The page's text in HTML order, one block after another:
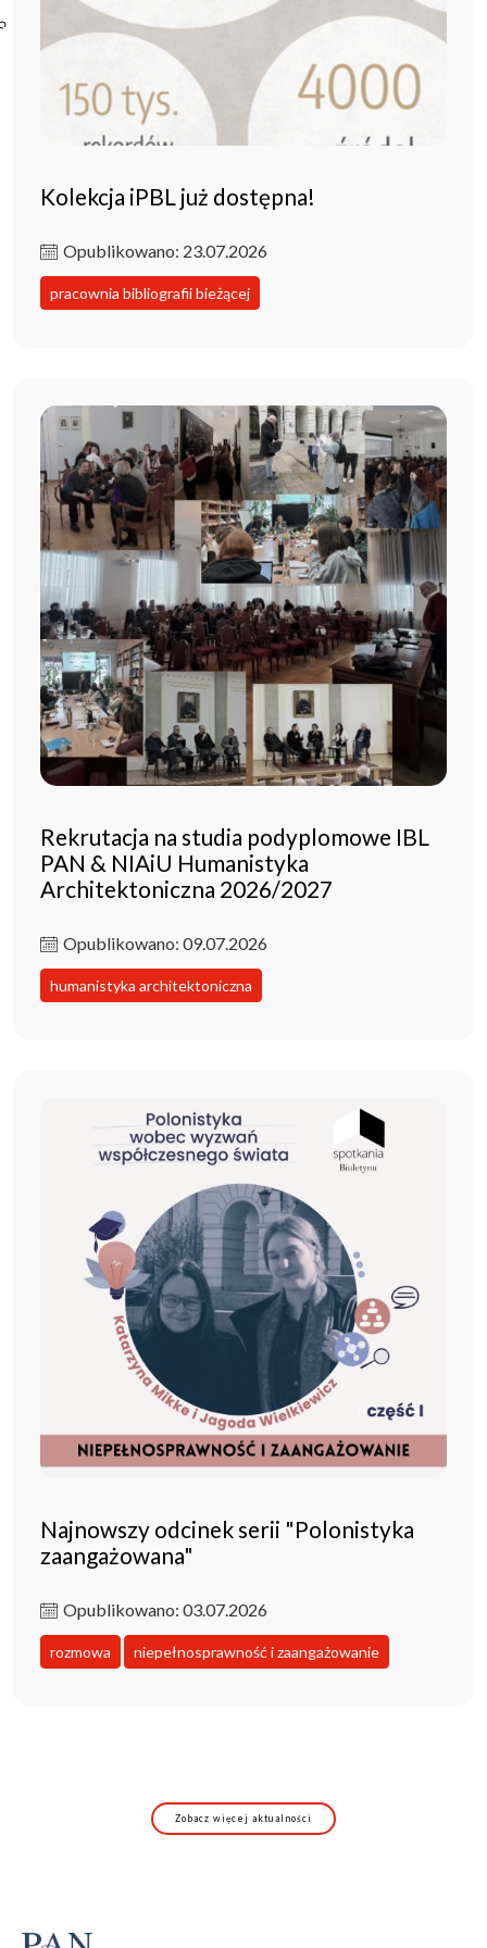
Poczta ibl.waw.pl
Kontakt
Kolekcja iPBL już dostępna!
Opublikowano: 23.07.2026
pracownia bibliografii bieżącej
Rekrutacja na studia podyplomowe IBL
PAN & NIAiU Humanistyka
Architektoniczna 2026/2027
Opublikowano: 09.07.2026
humanistyka architektoniczna
Najnowszy odcinek serii "Polonistyka
zaangażowana"
Opublikowano: 03.07.2026
rozmowa niepełnosprawność i zaangażowanie
Zobacz więcej aktualności